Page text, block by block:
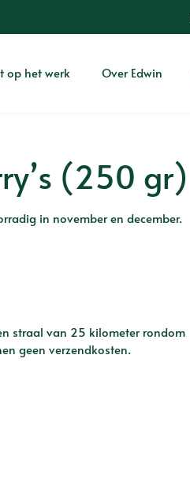
op het werk Over Edwin
(250 gr)
in november en december.
straal van 25 kilometer rondom
geen verzendkosten.